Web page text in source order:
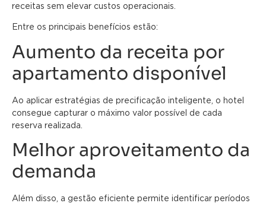
receitas sem elevar custos operacionais.
Entre os principais benefícios estão:
Aumento da receita por
apartamento disponível
Ao aplicar estratégias de precificação inteligente, o hotel
consegue capturar o máximo valor possível de cada
reserva realizada.
Melhor aproveitamento da
demanda
Além disso, a gestão eficiente permite identificar períodos